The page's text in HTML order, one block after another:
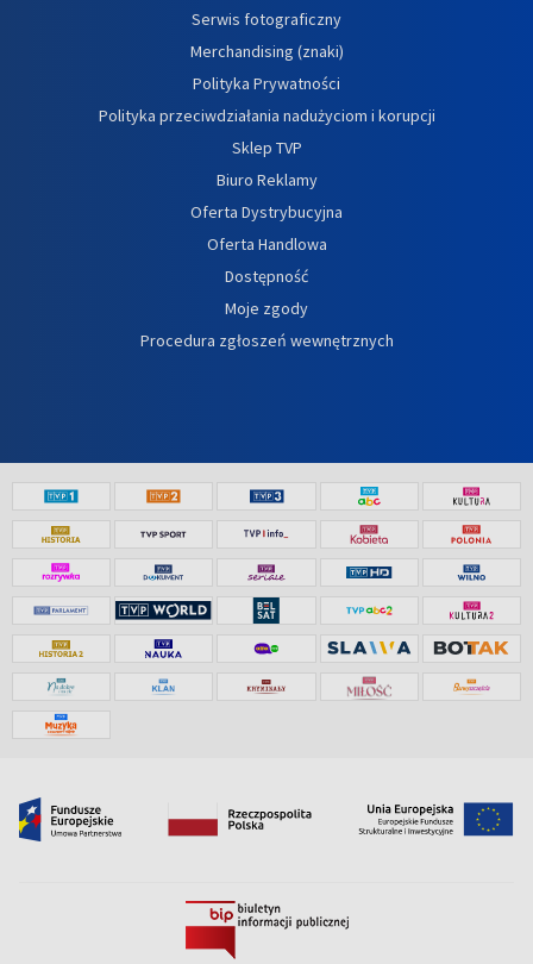
Serwis fotograficzny
Merchandising (znaki)
Polityka Prywatności
Polityka przeciwdziałania nadużyciom i korupcji
Sklep TVP
Biuro Reklamy
Oferta Dystrybucyjna
Oferta Handlowa
Dostępność
Moje zgody
Procedura zgłoszeń wewnętrznych